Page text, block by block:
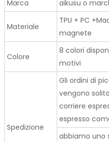
Marca
aikusu o
Materiale
TPU + PC
magnete
Colore
8 colori
motivi
Spedizione
Gli ordini di
vengono
corriere
espresso come
abbiamo uno